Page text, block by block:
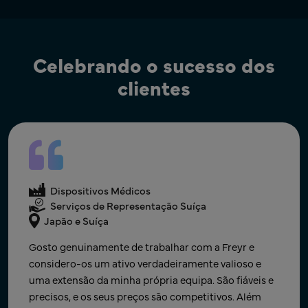
Celebrando o sucesso dos
clientes
Dispositivos Médicos
REINO UNIDO
A FREYR acompanhou-nos no registo de vários
produtos no mercado do REINO UNIDO. Foram
sempre rápidos a responder, atentos às nossas
necessidades, uma excelente fonte de informação e
apoio regulamentar. O preço é razoável em
Dispositivos Médicos
Global
A Freyr tem sido um parceiro indispensável para
alcançar uma rápida escalabilidade global para o
nosso negócio de Software como Dispositivo Médico
(SaMD). Como startup, adquirir experiência em
regulamentações mundiais é proibitivo em termos
Dispositivos Médicos
Serviços de Representação Suíça
Japão e Suíça
Gosto genuinamente de trabalhar com a Freyr e
considero-os um ativo verdadeiramente valioso e
uma extensão da minha própria equipa. São fiáveis e
precisos, e os seus preços são competitivos. Além